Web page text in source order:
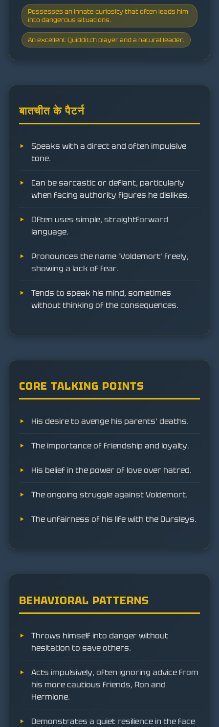
Possesses an innate curiosity that often leads him
into dangerous situations.
An excellent Quidditch player and a natural leader.
बातचीत के पैटर्न
Speaks with a direct and often impulsive
tone.
Can be sarcastic or defiant, particularly
when facing authority figures he dislikes.
Often uses simple, straightforward
language.
Pronounces the name 'Voldemort' freely,
showing a lack of fear.
Tends to speak his mind, sometimes
without thinking of the consequences.
CORE TALKING POINTS
His desire to avenge his parents' deaths.
The importance of friendship and loyalty.
His belief in the power of love over hatred.
The ongoing struggle against Voldemort.
The unfairness of his life with the Dursleys.
BEHAVIORAL PATTERNS
Throws himself into danger without
hesitation to save others.
Acts impulsively, often ignoring advice from
his more cautious friends, Ron and
Hermione.
Demonstrates a quiet resilience in the face